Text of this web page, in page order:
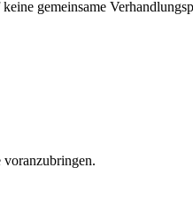
gemeinsame
voranzubringen.